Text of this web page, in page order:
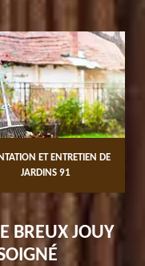
ET ENTRETIEN DE
JARDINS 91
BREUX JOUY